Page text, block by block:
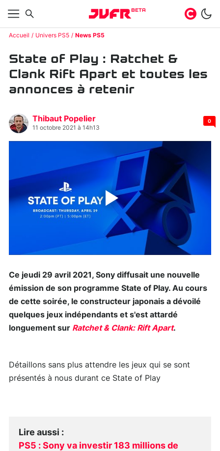
BETA
Accueil Univers PS5 News PS5
State of Play : Ratchet &
Clank Rift Apart et toutes les
annonces à retenir
Thibaut Popelier
11 octobre 2021 à 14h13
0
Ce jeudi 29 avril 2021, Sony diffusait une nouvelle
émission de son programme State of Play. Au cours
de cette soirée, le constructeur japonais a dévoilé
quelques jeux indépendants et s'est attardé
longuement sur Ratchet & Clank: Rift Apart.
Détaillons sans plus attendre les jeux qui se sont
présentés à nous durant ce State of Play
Lire aussi :
PS5 : Sony va investir 183 millions de